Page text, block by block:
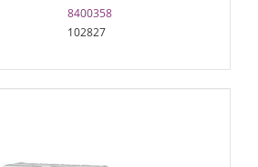
8400358
102827